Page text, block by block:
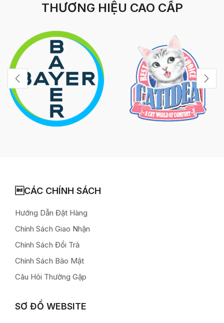
THƯƠNG HIỆU CAO CẤP
CÁC CHÍNH SÁCH
Hướng Dẫn Đặt Hàng
Chính Sách Giao Nhận
Chính Sách Đổi Trả
Chính Sách Bảo Mật
Câu Hỏi Thường Gặp
SƠ ĐỒ WEBSITE